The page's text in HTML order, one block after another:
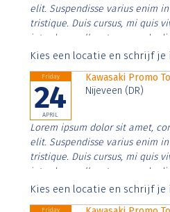
elit. Suspendisse varius enim
tristique. Duis cursus, mi quis
interdum nulla, ut commodo
Aenean faucibus nibh et justo
Kies een locatie en schrijf
Friday
24
APRIL
Kawasaki Promo
Nijeveen (DR)
Lorem ipsum dolor sit amet,
elit. Suspendisse varius enim
tristique. Duis cursus, mi quis
interdum nulla, ut commodo
Aenean faucibus nibh et justo
Kies een locatie en schrijf
Friday